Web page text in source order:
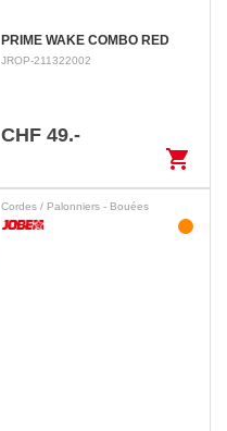
PRIME WAKE COMBO RED
JROP-211322002
CHF 49.-
shopping_cart
Cordes / Palonniers - Bouées